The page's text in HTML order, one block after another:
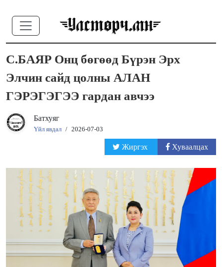
С.БАЯР Онц бөгөөд Бүрэн Эрх
Элчин сайд цолны АЛАН
ГЭРЭГЭГЭЭ гардан авчээ
Батхуяг
Үйл явдал / 2026-07-03
Жиргэх Хуваалцах